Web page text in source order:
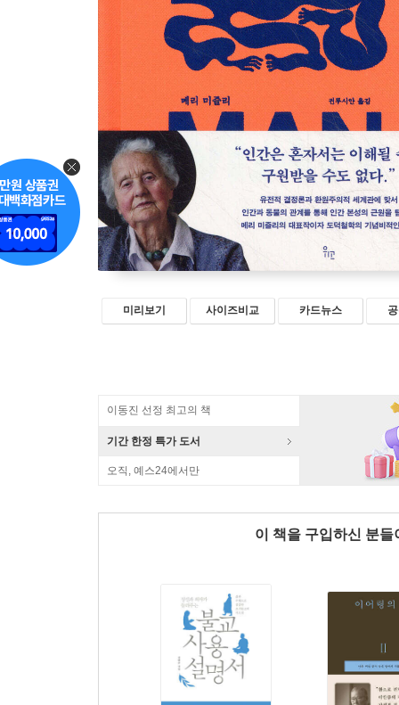
미리보기 사이즈비교 카드뉴스
이동진 선정 최고의 책
기간 한정 특가 도서
오직, 예스24에서만
이 책을 구입하신 분